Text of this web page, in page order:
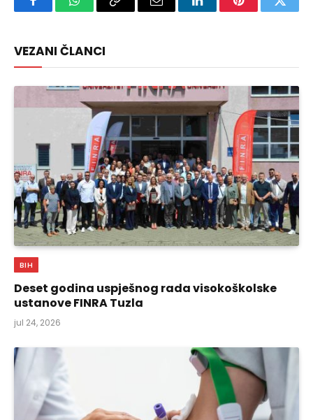
FacebookWhatsAppCopy
Email LinkedInPinterest
VEZANI ČLANCI
BIH
Deset godina uspješnog rada visokoškolske
ustanove FINRA Tuzla
jul 24, 2026